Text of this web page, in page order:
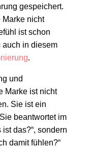
gespeichert.
Marke nicht
ist schon
auch in diesem
.
und
Marke ist nicht
Sie ist ein
beantwortet im
ist das?“, sondern
damit fühlen?“